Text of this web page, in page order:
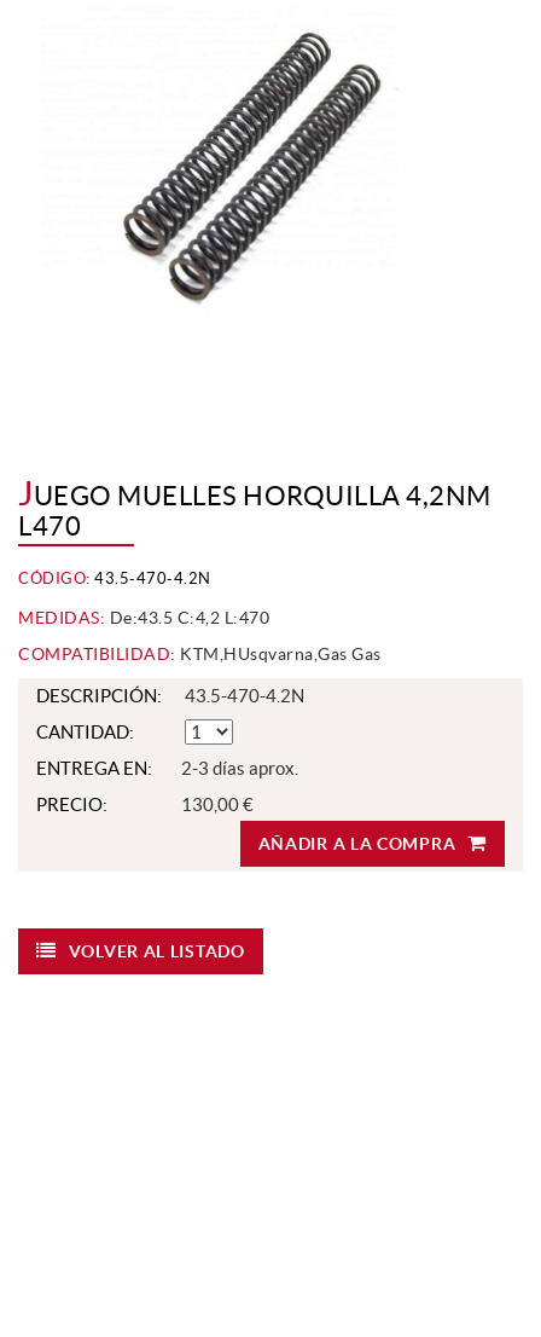
JUEGO MUELLES HORQUILLA 4,2NM
L470
CÓDIGO: 43.5-470-4.2N
MEDIDAS: De:43.5 C:4,2 L:470
COMPATIBILIDAD: KTM,HUsqvarna,Gas Gas
DESCRIPCIÓN:
43.5-470-4.2N
CANTIDAD:
ENTREGA EN:
2-3 días aprox.
PRECIO:
130,00 €
AÑADIR A LA COMPRA
VOLVER AL LISTADO